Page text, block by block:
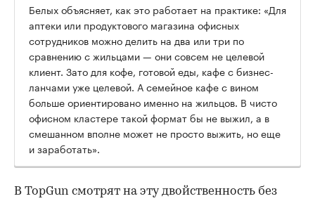
Белых объясняет, как это работает на практике: «Для
аптеки или продуктового магазина офисных
сотрудников можно делить на два или три по
сравнению с жильцами — они совсем не целевой
клиент. Зато для кофе, готовой еды, кафе с бизнес-
ланчами уже целевой. А семейное кафе с вином
больше ориентировано именно на жильцов. В чисто
офисном кластере такой формат бы не выжил, а в
смешанном вполне может не просто выжить, но еще
и заработать».
В TopGun смотрят на эту двойственность без